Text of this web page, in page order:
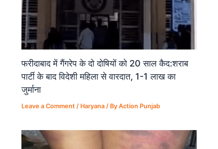
फरीदाबाद में गैंगरेप के दो दोषियों को 20 साल कैद:शराब
पार्टी के बाद विदेशी महिला से वारदात, 1-1 लाख का
जुर्माना
Leave a Comment / Haryana / ByAction Punjab